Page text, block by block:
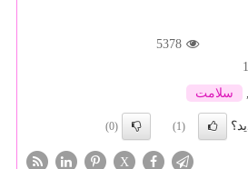
5378
سلامت
(1)
(0)
X